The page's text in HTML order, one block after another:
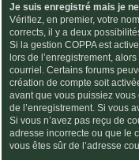
Je suis enregistré mais je
Vérifiez, en premier, votre
corrects, il y a deux
Si la gestion COPPA est
lors de l’enregistrement,
courriel. Certains forums
création de compte soit
avant que vous puissiez
de l’enregistrement. Si vous
Si vous n’avez pas reçu de
adresse incorrecte ou que le
vous êtes sûr de l’adresse